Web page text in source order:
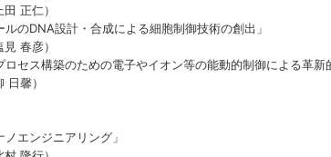
正仁）
のDNA設計・合成による細胞制御技術の創出」
春彦）
セス構築のための電子やイオン等の能動的制御による革新
馨）
エンジニアリング」